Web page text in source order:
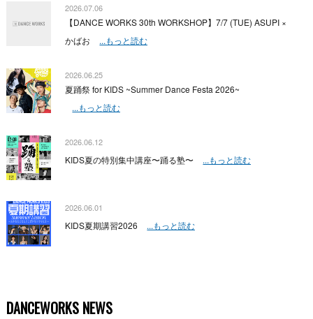
2026.07.06
【DANCE WORKS 30th WORKSHOP】7/7 (TUE) ASUPI ×
かばお
...もっと読む
2026.06.25
夏踊祭 for KIDS ~Summer Dance Festa 2026~
...もっと読む
2026.06.12
KIDS夏の特別集中講座〜踊る塾〜 ...もっと読む
2026.06.01
KIDS夏期講習2026 ...もっと読む
DANCEWORKS NEWS